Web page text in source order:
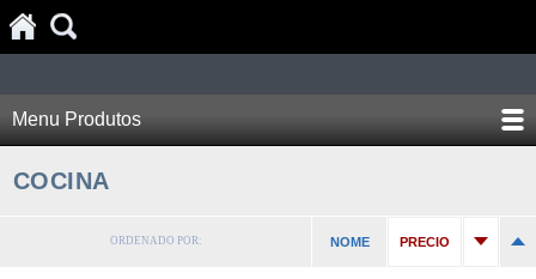
Menu Produtos
COCINA
ORDENADO POR: NOME PRECIO